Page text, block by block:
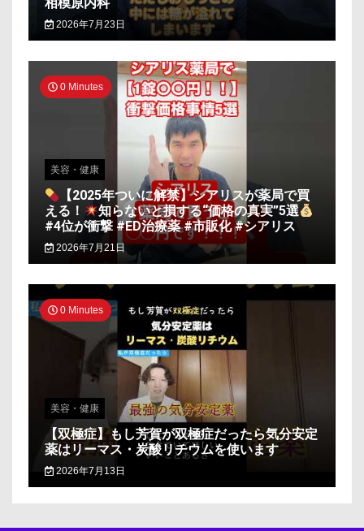
相模原内科
2026年7月23日
0 Minutes
美容・健康
【2025年ついに解禁】シアリスが薬局で買
える！
知らないと損する“価格の真実”5選
#4位が衝撃 #ED治療薬 #市販化 #シアリス
2026年7月21日
0 Minutes
美容・健康
【双極症】もし芳賀が双極症だったら気分安定
薬はリーマス・炭酸リチウムを使います
2026年7月13日